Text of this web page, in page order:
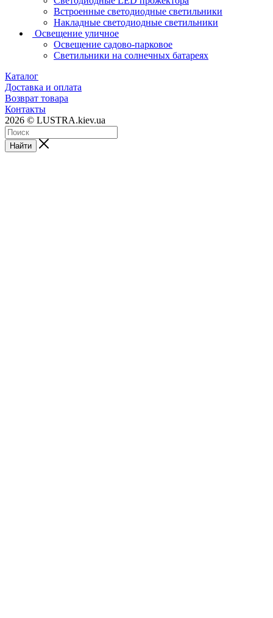
Встроенные светодиодные светильники
Накладные светодиодные светильники
Освещение уличное
Освещение садово-парковое
Светильники на солнечных батареях
Каталог
Доставка и оплата
Возврат товара
Контакты
2026 © LUSTRA.kiev.ua
Найти